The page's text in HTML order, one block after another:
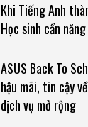
Khi Tiếng Anh
Học sinh cần
ASUS Back To
hậu mãi, tin cậy
dịch vụ mở rộng